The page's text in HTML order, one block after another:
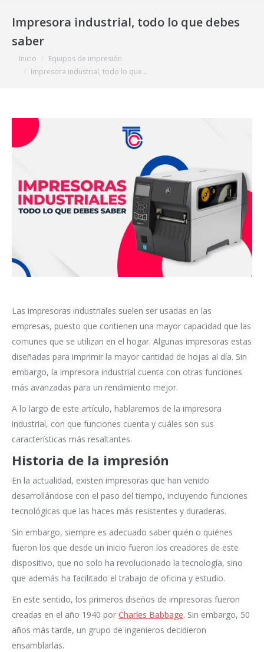
Impresora industrial, todo lo que debes
saber
Estás aquí:
Inicio
Equipos de impresión
Impresora industrial, todo lo que…
Las impresoras industriales suelen ser usadas en las
empresas, puesto que contienen una mayor capacidad que las
comunes que se utilizan en el hogar. Algunas impresoras estas
diseñadas para imprimir la mayor cantidad de hojas al día. Sin
embargo, la impresora industrial cuenta con otras funciones
más avanzadas para un rendimiento mejor.
A lo largo de este artículo, hablaremos de la impresora
industrial, con que funciones cuenta y cuáles son sus
características más resaltantes.
Historia de la impresión
En la actualidad, existen impresoras que han venido
desarrollándose con el paso del tiempo, incluyendo funciones
tecnológicas que las haces más resistentes y duraderas.
Sin embargo, siempre es adecuado saber quién o quiénes
fueron los que desde un inicio fueron los creadores de este
dispositivo, que no solo ha revolucionado la tecnología, sino
que además ha facilitado el trabajo de oficina y estudio.
En este sentido, los primeros diseños de impresoras fueron
creadas en el año 1940 por Charles Babbage. Sin embargo, 50
años más tarde, un grupo de ingenieros decidieron
ensamblarlas.